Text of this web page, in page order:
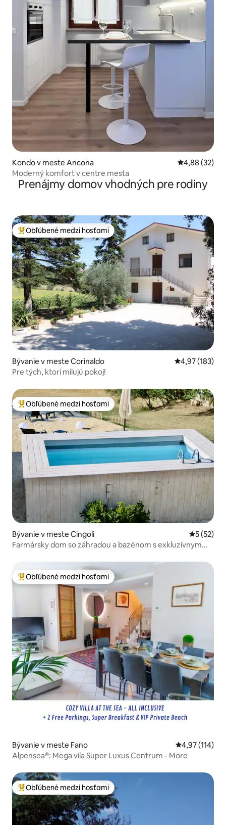
Kondo v meste Ancona Priemerné
4,88 (32)
Moderný komfort v centre mesta
Prenájmy domov vhodných pre rodiny
Najobľúbenejšie medzi hosťami
Obľúbené medzi hosťami
Bývanie v meste Corinaldo Priemerné
4,97 (183)
Pre tých, ktorí milujú pokoj!
Najobľúbenejšie medzi hosťami
Obľúbené medzi hosťami
Bývanie v meste Cingoli
5 (52)
Farmársky dom so záhradou a bazénom s exkluzívnym
Najobľúbenejšie medzi hosťami
Obľúbené medzi hosťami
Bývanie v meste Fano Priemerné
4,97 (114)
Alpensea®: Mega vila Super Luxus Centrum - More
Najobľúbenejšie medzi hosťami
Obľúbené medzi hosťami